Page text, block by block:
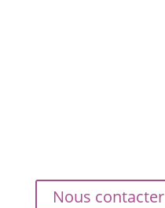
Nous contacter